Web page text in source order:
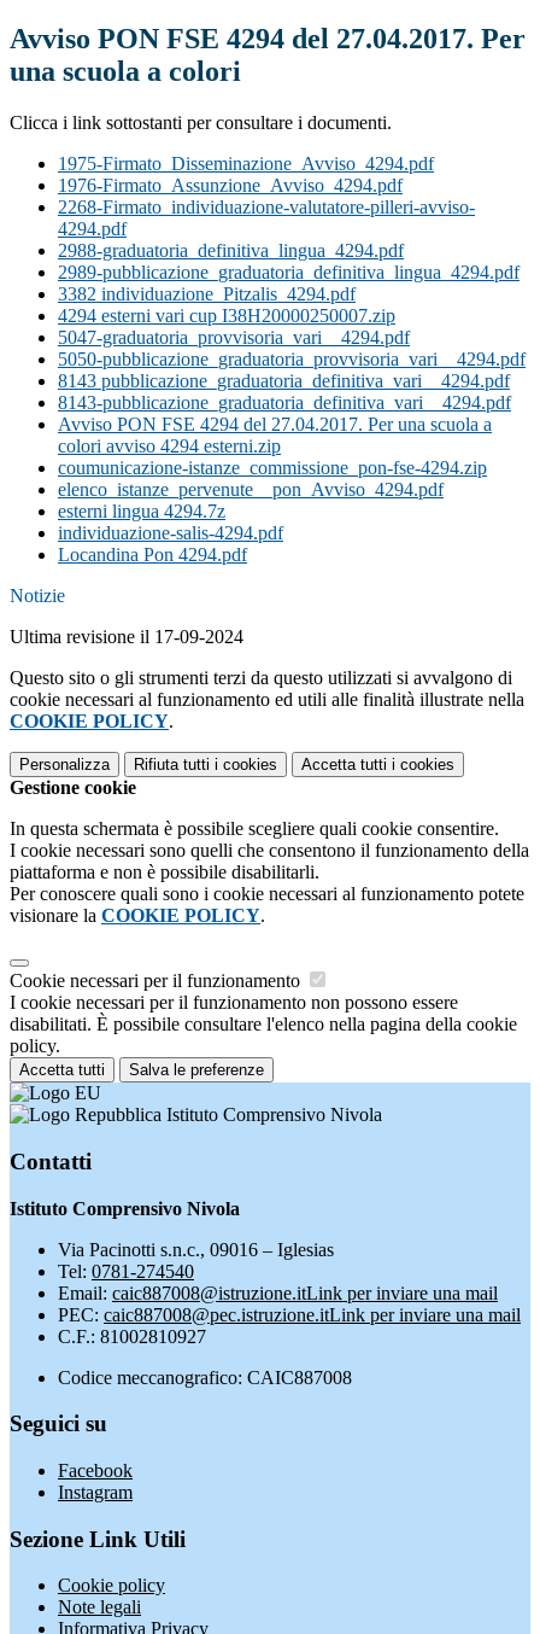
Avviso PON FSE 4294 del 27.04.2017. Per
una scuola a colori
Clicca i link sottostanti per consultare i documenti.
1975-Firmato_Disseminazione_Avviso_4294.pdf
1976-Firmato_Assunzione_Avviso_4294.pdf
2268-Firmato_individuazione-valutatore-pilleri-avviso-
4294.pdf
2988-graduatoria_definitiva_lingua_4294.pdf
2989-pubblicazione_graduatoria_definitiva_lingua_4294.pdf
3382 individuazione_Pitzalis_4294.pdf
4294 esterni vari cup I38H20000250007.zip
5047-graduatoria_provvisoria_vari__4294.pdf
5050-pubblicazione_graduatoria_provvisoria_vari__4294.pdf
8143 pubblicazione_graduatoria_definitiva_vari__4294.pdf
8143-pubblicazione_graduatoria_definitiva_vari__4294.pdf
Avviso PON FSE 4294 del 27.04.2017. Per una scuola a
colori avviso 4294 esterni.zip
coumunicazione-istanze_commissione_pon-fse-4294.zip
elenco_istanze_pervenute__pon_Avviso_4294.pdf
esterni lingua 4294.7z
individuazione-salis-4294.pdf
Locandina Pon 4294.pdf
Notizie
Ultima revisione il 17-09-2024
Questo sito o gli strumenti terzi da questo utilizzati si avvalgono di
cookie necessari al funzionamento ed utili alle finalità illustrate nella
COOKIE POLICY.
Personalizza Rifiuta tutti i cookies Accetta tutti i cookies
Gestione cookie
In questa schermata è possibile scegliere quali cookie consentire.
I cookie necessari sono quelli che consentono il funzionamento della
piattaforma e non è possibile disabilitarli.
Per conoscere quali sono i cookie necessari al funzionamento potete
visionare la COOKIE POLICY.
Cookie necessari per il funzionamento
I cookie necessari per il funzionamento non possono essere
disabilitati. È possibile consultare l'elenco nella pagina della cookie
policy.
Accetta tutti Salva le preferenze
Istituto Comprensivo Nivola
Contatti
Istituto Comprensivo Nivola
Via Pacinotti s.n.c., 09016 – Iglesias
Tel: 0781-274540
Email: caic887008@istruzione.itLink per inviare una mail
PEC: caic887008@pec.istruzione.itLink per inviare una mail
C.F.: 81002810927
Codice meccanografico: CAIC887008
Seguici su
Facebook
Instagram
Sezione Link Utili
Cookie policy
Note legali
Informativa Privacy